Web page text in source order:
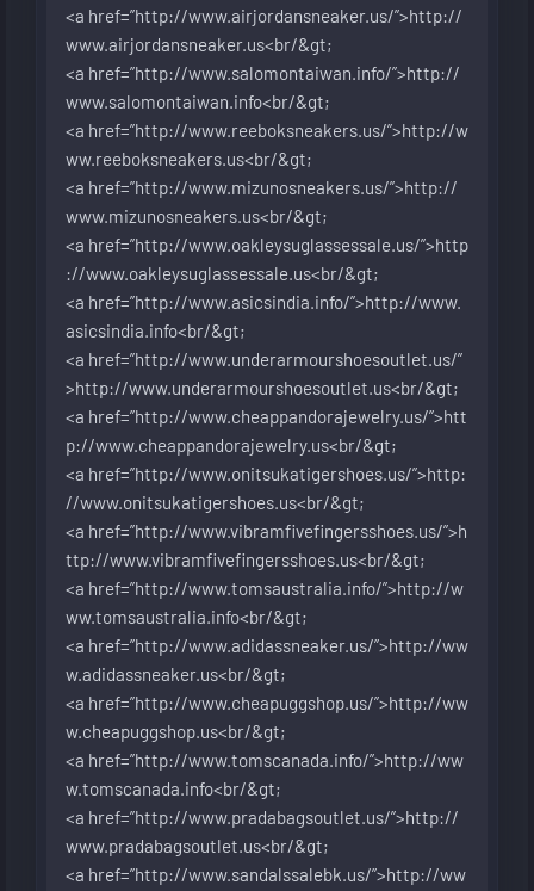
<a href=”http://www.airjordansneaker.us/”>http://
www.airjordansneaker.us<br/&gt;
<a href=”http://www.salomontaiwan.info/”>http://
www.salomontaiwan.info<br/&gt;
<a href=”http://www.reeboksneakers.us/”>http://w
ww.reeboksneakers.us<br/&gt;
<a href=”http://www.mizunosneakers.us/”>http://
www.mizunosneakers.us<br/&gt;
<a href=”http://www.oakleysuglassessale.us/”>http
://www.oakleysuglassessale.us<br/&gt;
<a href=”http://www.asicsindia.info/”>http://www.
asicsindia.info<br/&gt;
<a href=”http://www.underarmourshoesoutlet.us/”
>http://www.underarmourshoesoutlet.us<br/&gt;
<a href=”http://www.cheappandorajewelry.us/”>htt
p://www.cheappandorajewelry.us<br/&gt;
<a href=”http://www.onitsukatigershoes.us/”>http:
//www.onitsukatigershoes.us<br/&gt;
<a href=”http://www.vibramfivefingersshoes.us/”>h
ttp://www.vibramfivefingersshoes.us<br/&gt;
<a href=”http://www.tomsaustralia.info/”>http://w
ww.tomsaustralia.info<br/&gt;
<a href=”http://www.adidassneaker.us/”>http://ww
w.adidassneaker.us<br/&gt;
<a href=”http://www.cheapuggshop.us/”>http://ww
w.cheapuggshop.us<br/&gt;
<a href=”http://www.tomscanada.info/”>http://ww
w.tomscanada.info<br/&gt;
<a href=”http://www.pradabagsoutlet.us/”>http://
www.pradabagsoutlet.us<br/&gt;
<a href=”http://www.sandalssalebk.us/”>http://ww